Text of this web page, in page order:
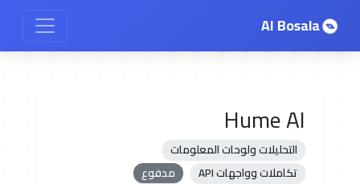
AI Bosala
Hume AI
التحليلات ولوحات المعلومات
تكاملات وواجهات API
مدفوع